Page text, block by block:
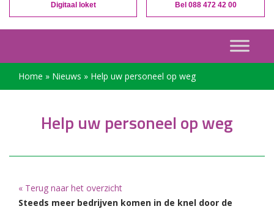
Digitaal loket Bel 088 472 42 00
Home » Nieuws » Help uw personeel op weg
Help uw personeel op weg
« Terug naar het overzicht
Steeds meer bedrijven komen in de knel door de